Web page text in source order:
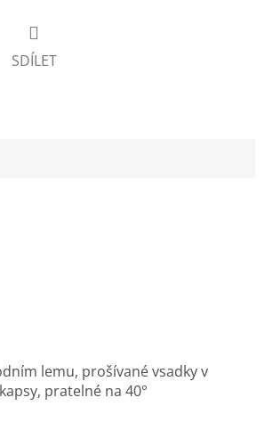
SDÍLET
lemu, prošívané vsadky v
pratelné na 40°